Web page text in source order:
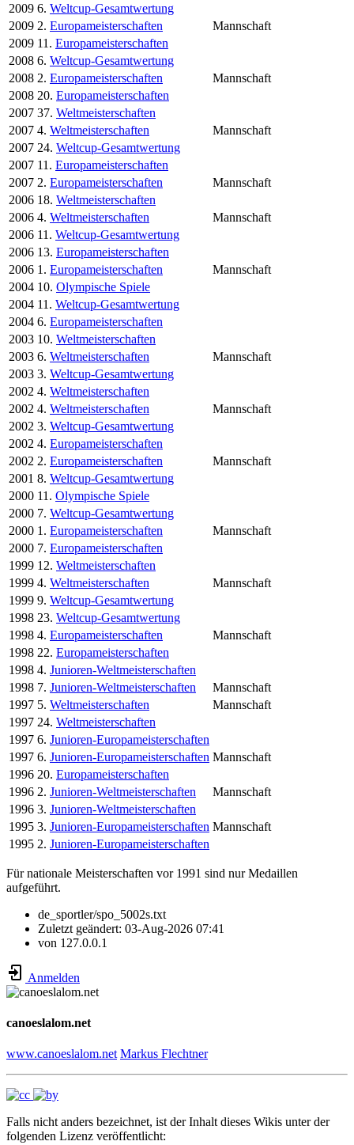
2009 6. Weltcup-Gesamtwertung
2009 2. Europameisterschaften
Mannschaft
2009 11. Europameisterschaften
2008 6. Weltcup-Gesamtwertung
2008 2. Europameisterschaften
Mannschaft
2008 20. Europameisterschaften
2007 37. Weltmeisterschaften
2007 4. Weltmeisterschaften
Mannschaft
2007 24. Weltcup-Gesamtwertung
2007 11. Europameisterschaften
2007 2. Europameisterschaften
Mannschaft
2006 18. Weltmeisterschaften
2006 4. Weltmeisterschaften
Mannschaft
2006 11. Weltcup-Gesamtwertung
2006 13. Europameisterschaften
2006 1. Europameisterschaften
Mannschaft
2004 10. Olympische Spiele
2004 11. Weltcup-Gesamtwertung
2004 6. Europameisterschaften
2003 10. Weltmeisterschaften
2003 6. Weltmeisterschaften
Mannschaft
2003 3. Weltcup-Gesamtwertung
2002 4. Weltmeisterschaften
2002 4. Weltmeisterschaften
Mannschaft
2002 3. Weltcup-Gesamtwertung
2002 4. Europameisterschaften
2002 2. Europameisterschaften
Mannschaft
2001 8. Weltcup-Gesamtwertung
2000 11. Olympische Spiele
2000 7. Weltcup-Gesamtwertung
2000 1. Europameisterschaften
Mannschaft
2000 7. Europameisterschaften
1999 12. Weltmeisterschaften
1999 4. Weltmeisterschaften
Mannschaft
1999 9. Weltcup-Gesamtwertung
1998 23. Weltcup-Gesamtwertung
1998 4. Europameisterschaften
Mannschaft
1998 22. Europameisterschaften
1998 4. Junioren-Weltmeisterschaften
1998 7. Junioren-Weltmeisterschaften
Mannschaft
1997 5. Weltmeisterschaften
Mannschaft
1997 24. Weltmeisterschaften
1997 6. Junioren-Europameisterschaften
1997 6. Junioren-Europameisterschaften Mannschaft
1996 20. Europameisterschaften
1996 2. Junioren-Weltmeisterschaften
Mannschaft
1996 3. Junioren-Weltmeisterschaften
1995 3. Junioren-Europameisterschaften Mannschaft
1995 2. Junioren-Europameisterschaften
Für nationale Meisterschaften vor 1991 sind nur Medaillen
aufgeführt.
de_sportler/spo_5002s.txt
Zuletzt geändert: 03-Aug-2026 07:41
von 127.0.0.1
Anmelden
canoeslalom.net
www.canoeslalom.net Markus Flechtner
Falls nicht anders bezeichnet, ist der Inhalt dieses Wikis unter der
folgenden Lizenz veröffentlicht: